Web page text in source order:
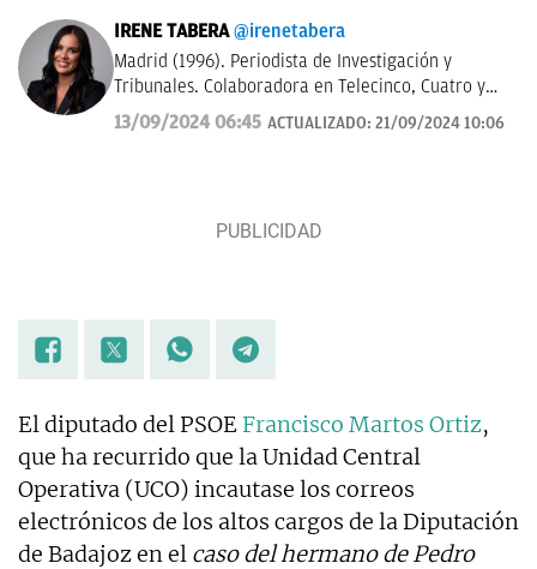
IRENE TABERA @irenetabera
Madrid (1996). Periodista de Investigación y
Tribunales. Colaboradora en Telecinco, Cuatro y
Telemadrid. Graduada en Periodismo por la
Universidad Complutense de Madrid y máster en
13/09/2024 06:45 ACTUALIZADO: 21/09/2024 10:06
El diputado del PSOEFrancisco Martos Ortiz,
que ha recurrido que la Unidad Central
Operativa (UCO) incautase los correos
electrónicos de los altos cargos de la Diputación
de Badajoz en el caso del hermano de Pedro